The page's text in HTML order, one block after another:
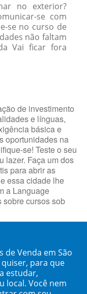
no exterior?
se com
se no curso de
não faltam
Vai ficar fora
de investimento
e línguas,
básica e
oportunidades na
se! Teste o seu
lazer. Faça um dos
para abrir as
essa cidade lhe
a Language
sobre cursos sob
de Venda em São
para que
estudar,
local. Você nem